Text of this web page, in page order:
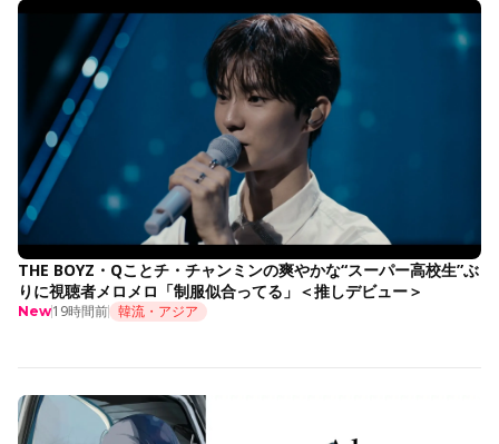
THE BOYZ・Qことチ・チャンミンの爽やかな“スーパー高校生”ぶ
りに視聴者メロメロ「制服似合ってる」＜推しデビュー＞
New19時間前 韓流・アジア